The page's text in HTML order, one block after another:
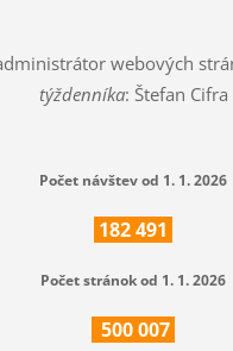
webových
týždenníka: Štefan Cifra
Počet návštev od 1. 1. 2026
182491
Počet stránok od 1. 1. 2026
500007